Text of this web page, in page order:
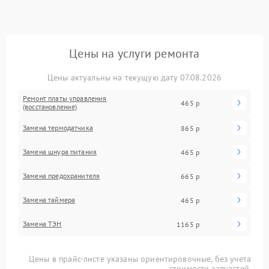
Цены на услуги ремонта
Цены актуальны на текущую дату 07.08.2026
Ремонт платы управления
(восстановление)
465 р
Замена термодатчика 865 р
Замена шнура питания 465 р
Замена предохранителя 665 р
Замена таймера 465 р
Замена ТЭН 1165 р
Цены в прайс-листе указаны ориентировочные, без учета